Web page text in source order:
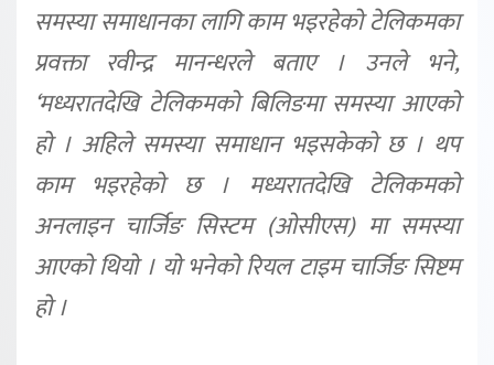
समस्या समाधानका लागि काम भइरहेको टेलिकमका
प्रवक्ता रवीन्द्र मानन्धरले बताए । उनले भने,
‘मध्यरातदेखि टेलिकमको बिलिङमा समस्या आएको
हो । अहिले समस्या समाधान भइसकेको छ । थप
काम भइरहेको छ । मध्यरातदेखि टेलिकमको
अनलाइन चार्जिङ सिस्टम (ओसीएस) मा समस्या
आएको थियो । यो भनेको रियल टाइम चार्जिङ सिष्टम
हो ।